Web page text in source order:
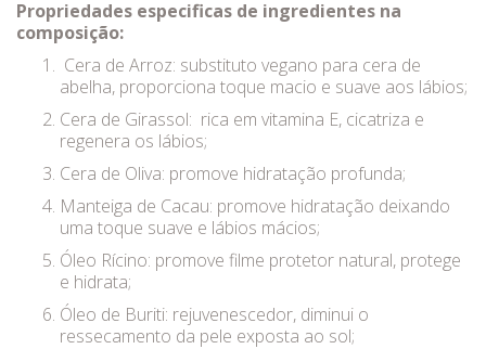
Propriedades especificas de ingredientes na
composição:
Cera de Arroz: substituto vegano para cera de
abelha, proporciona toque macio e suave aos lábios;
Cera de Girassol: rica em vitamina E, cicatriza e
regenera os lábios;
Cera de Oliva: promove hidratação profunda;
Manteiga de Cacau: promove hidratação deixando
uma toque suave e lábios mácios;
Óleo Rícino: promove filme protetor natural, protege
e hidrata;
Óleo de Buriti: rejuvenescedor, diminui o
ressecamento da pele exposta ao sol;